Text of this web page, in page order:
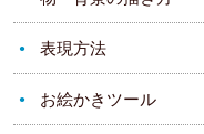
表現方法
お絵かきツール